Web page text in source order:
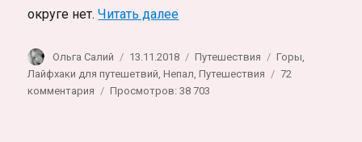
округе нет.Читать далее«Трекинг в Непале
Автор
Ольга Салий Опубликовано
13.11.2018 Рубрики
Путешествия Метки
Горы
Лайфхаки для путешетвий ,Непал ,Путешествия
72
комментария
Просмотров: 38 703